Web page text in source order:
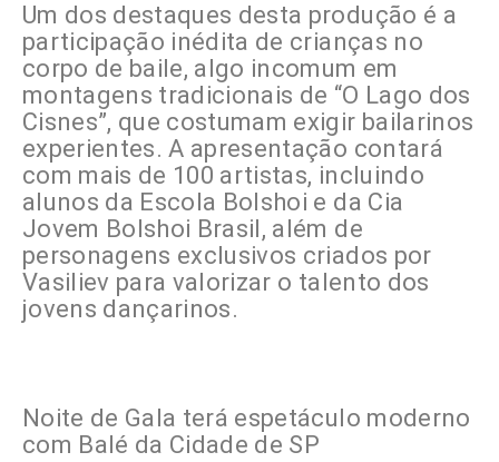
Um dos destaques desta produção é a
participação inédita de crianças no
corpo de baile, algo incomum em
montagens tradicionais de “O Lago dos
Cisnes”, que costumam exigir bailarinos
experientes. A apresentação contará
com mais de 100 artistas, incluindo
alunos da Escola Bolshoi e da Cia
Jovem Bolshoi Brasil, além de
personagens exclusivos criados por
Vasiliev para valorizar o talento dos
jovens dançarinos.
Noite de Gala terá espetáculo moderno
com Balé da Cidade de SP